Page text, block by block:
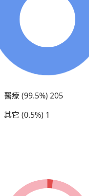
醫療 (99.5%) 205
其它 (0.5%) 1